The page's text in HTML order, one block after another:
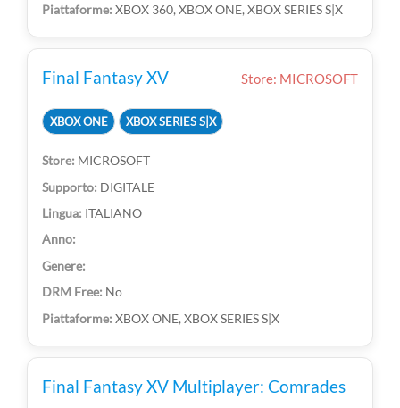
XBOX 360, XBOX ONE, XBOX SERIES S|X
Final Fantasy XV Store: MICROSOFT
XBOX ONE XBOX SERIES S|X
MICROSOFT
DIGITALE
ITALIANO
No
XBOX ONE, XBOX SERIES S|X
Final Fantasy XV Multiplayer: Comrades